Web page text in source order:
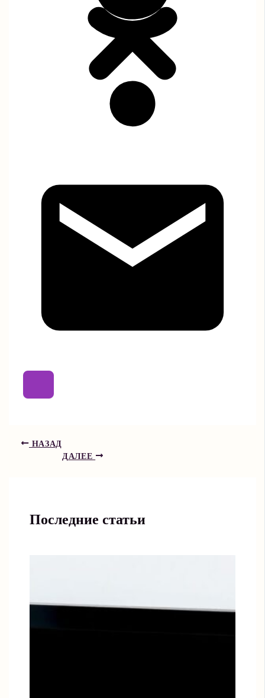
НАЗАД
ДАЛЕЕ
Последние статьи